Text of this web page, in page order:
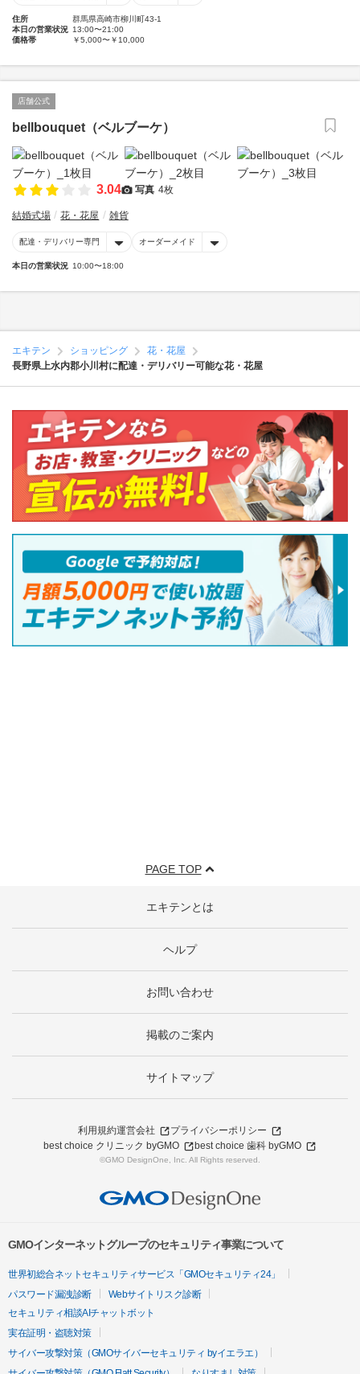
住所
群馬県高崎市柳川町43-1
本日の営業状況 13:00〜21:00
価格帯
￥5,000〜￥10,000
店舗公式
bellbouquet（ベルブーケ）
3.04 写真 4枚
結婚式場 花・花屋 雑貨
配達・デリバリー専門 オーダーメイド
本日の営業状況 10:00〜18:00
エキテン ショッピング
花・花屋
長野県上水内郡小川村に配達・デリバリー可能な花・花屋
PAGE TOP
エキテンとは
ヘルプ
お問い合わせ
掲載のご案内
サイトマップ
利用規約運営会社
プライバシーポリシー
best choice クリニック byGMO
best choice 歯科 byGMO
©GMO DesignOne, Inc. All Rights reserved.
GMOインターネットグループのセキュリティ事業について
世界初総合ネットセキュリティサービス「GMOセキュリティ24」
パスワード漏洩診断
Webサイトリスク診断
セキュリティ相談AIチャットボット
実在証明・盗聴対策
サイバー攻撃対策（GMOサイバーセキュリティ byイエラエ）